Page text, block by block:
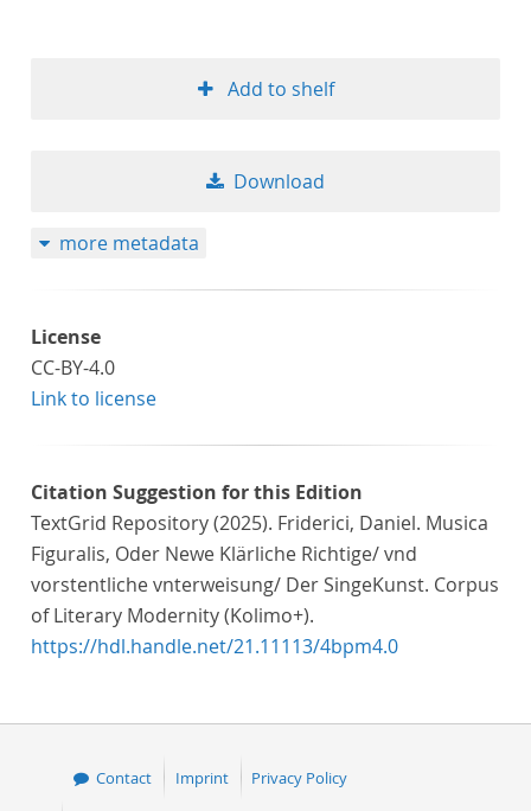
Add to shelf
Download
more metadata
License
CC-BY-4.0
Link to license
Citation Suggestion for this Edition
TextGrid Repository (2025). Friderici, Daniel. Musica
Figuralis, Oder Newe Klärliche Richtige/ vnd
vorstentliche vnterweisung/ Der SingeKunst. Corpus
of Literary Modernity (Kolimo+).
https://hdl.handle.net/21.11113/4bpm4.0
Contact Imprint Privacy Policy